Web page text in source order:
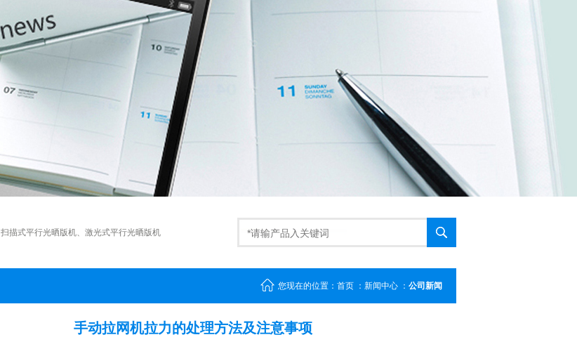
扫描式平行光晒版机、 激光式平行光晒版机
您现在的位置： 首页 ： 新闻中心 ： 公司新闻
手动拉网机拉力的处理方法及注意事项